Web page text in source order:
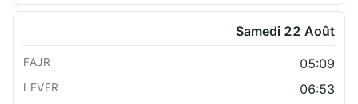
Samedi 22 Août
05:09
06:53